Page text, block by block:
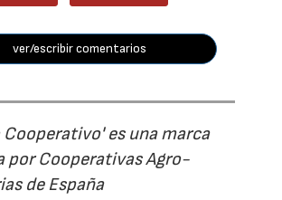
ver/escribir comentarios
es una marca
por Cooperativas Agro-
de España